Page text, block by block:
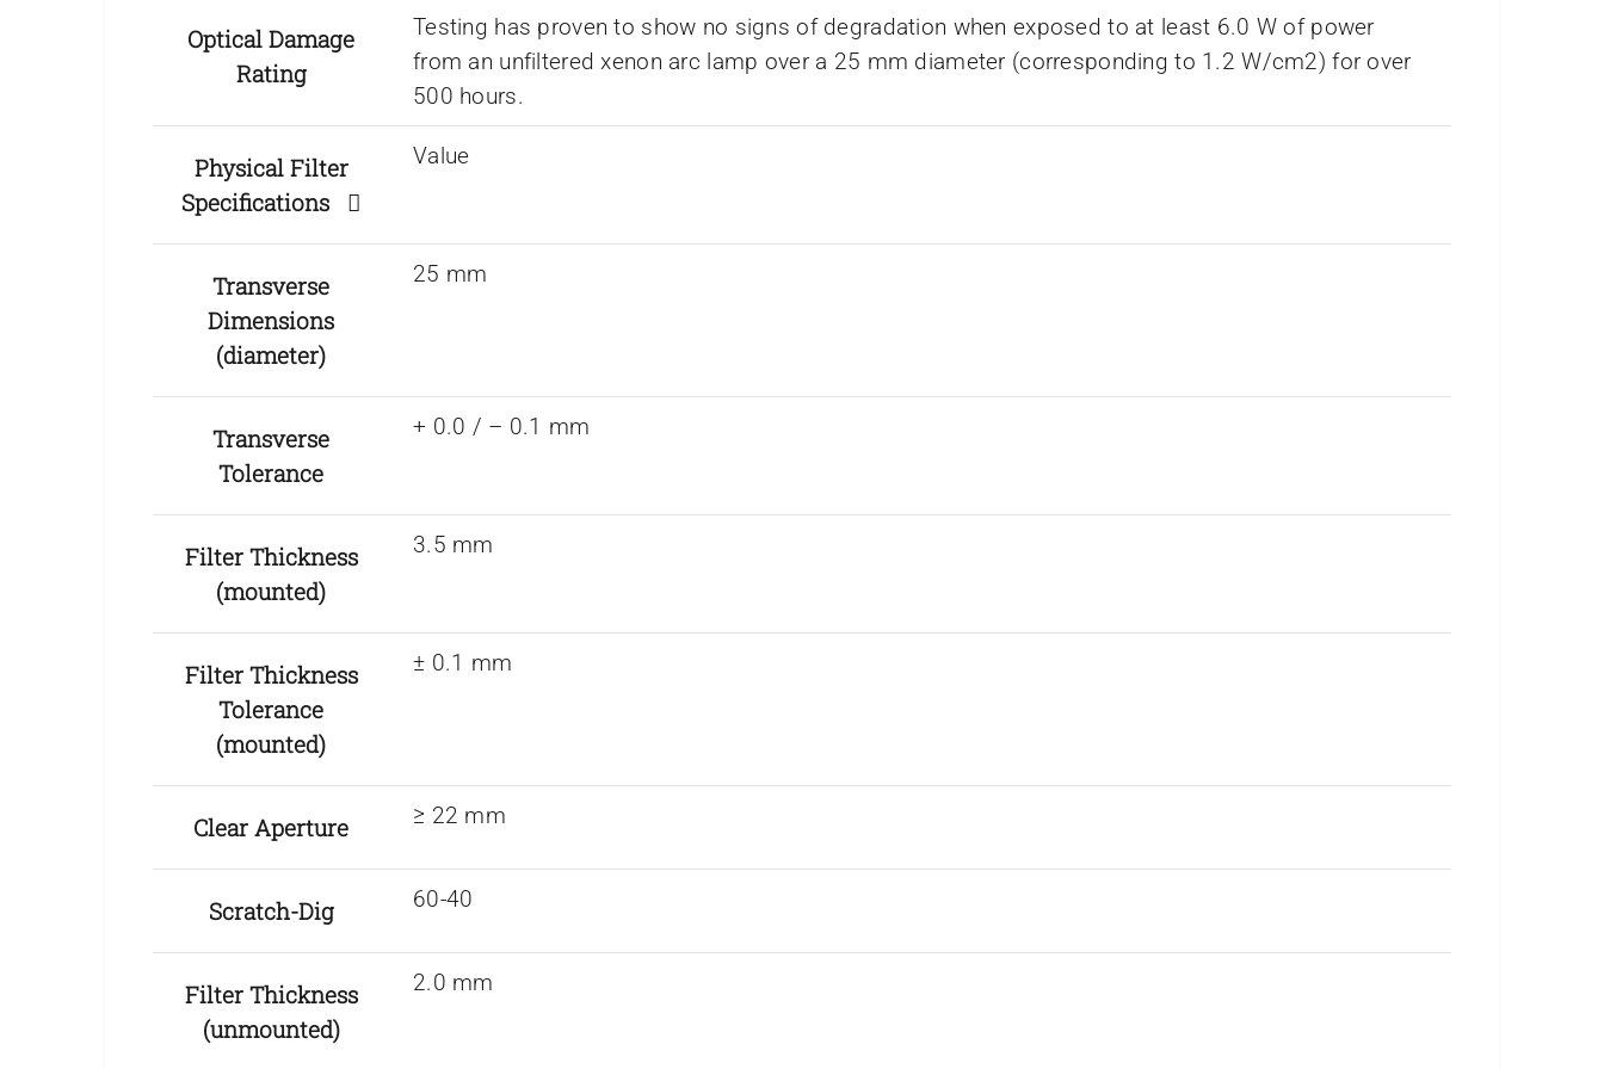
Optical Damage
Rating
Testing has proven to show no signs of degradation when exposed to at least 6.0 W of power
from an unfiltered xenon arc lamp over a 25 mm diameter (corresponding to 1.2 W/cm2) for over
500 hours.
Physical Filter
Specifications
Value
Transverse
Dimensions
(diameter)
25 mm
Transverse
Tolerance
+ 0.0 / – 0.1 mm
Filter Thickness
(mounted)
3.5 mm
Filter Thickness
Tolerance
(mounted)
± 0.1 mm
Clear Aperture ≥ 22 mm
Scratch-Dig 60-40
Filter Thickness
(unmounted)
2.0 mm